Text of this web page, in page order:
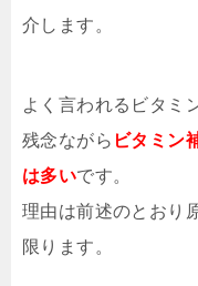
介します。
よく言われるビタミ
残念ながら ビタミン
は多いです。
理由は前述のとおり
限ります。